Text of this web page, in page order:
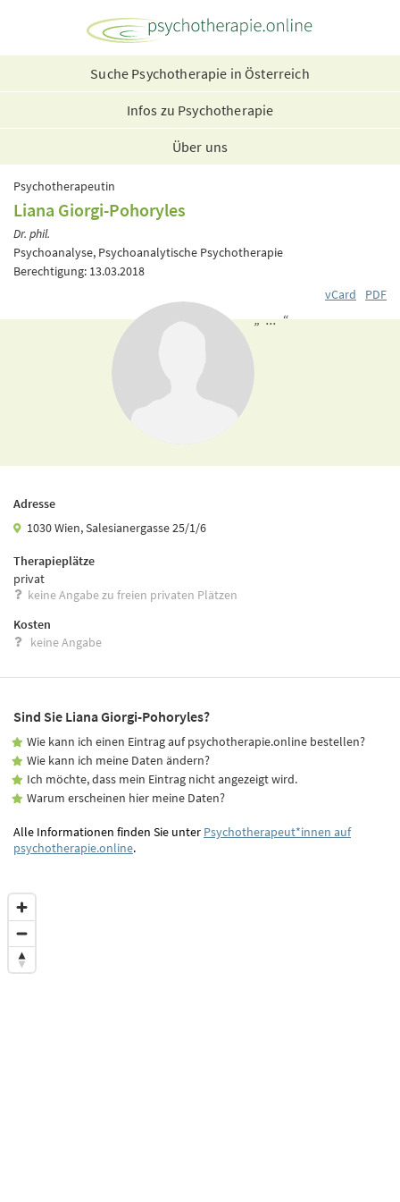
Suche Psychotherapie in Österreich
Infos zu Psychotherapie
Über uns
Psychotherapeutin
Liana Giorgi-Pohoryles
Dr. phil.
Psychoanalyse, Psychoanalytische Psychotherapie
Berechtigung: 13.03.2018
vCard
PDF
„ ... “
Adresse
1030 Wien, Salesianergasse 25/1/6
Therapieplätze
privat
keine Angabe zu freien privaten Plätzen
Kosten
keine Angabe
Sind Sie Liana Giorgi-Pohoryles?
Wie kann ich einen Eintrag auf psychotherapie.online bestellen?
Wie kann ich meine Daten ändern?
Ich möchte, dass mein Eintrag nicht angezeigt wird.
Warum erscheinen hier meine Daten?
Alle Informationen finden Sie unter Psychotherapeut*innen auf
psychotherapie.online.